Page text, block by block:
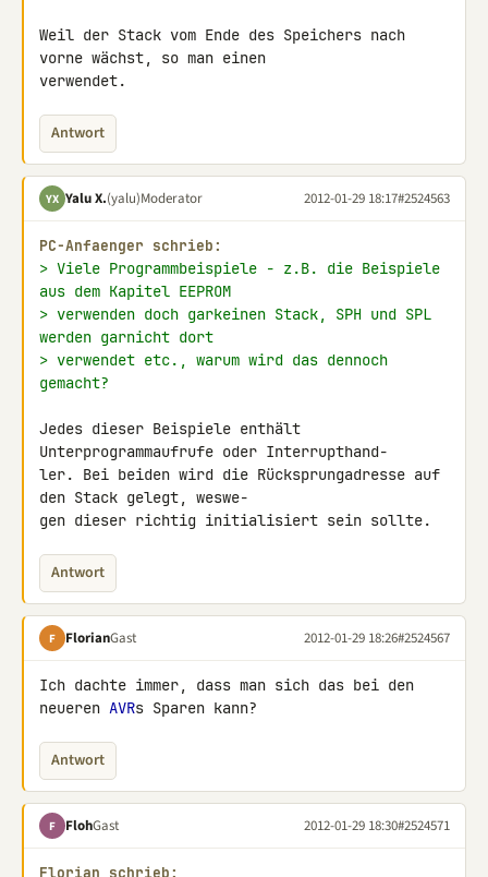
Weil der Stack vom Ende des Speichers nach
vorne wächst, so man einen
verwendet.
Antwort
YX Yalu X.(yalu)Moderator 2012-01-29 18:17#2524563
PC-Anfaenger schrieb:
> Viele Programmbeispiele - z.B. die Beispiele
aus dem Kapitel EEPROM
> verwenden doch garkeinen Stack, SPH und SPL
werden garnicht dort
> verwendet etc., warum wird das dennoch
gemacht?
Jedes dieser Beispiele enthält
Unterprogrammaufrufe oder Interrupthand-
ler. Bei beiden wird die Rücksprungadresse auf
den Stack gelegt, weswe-
gen dieser richtig initialisiert sein sollte.
Antwort
F FlorianGast 2012-01-29 18:26#2524567
Ich dachte immer, dass man sich das bei den
neueren AVRs Sparen kann?
Antwort
F FlohGast 2012-01-29 18:30#2524571
Florian schrieb: